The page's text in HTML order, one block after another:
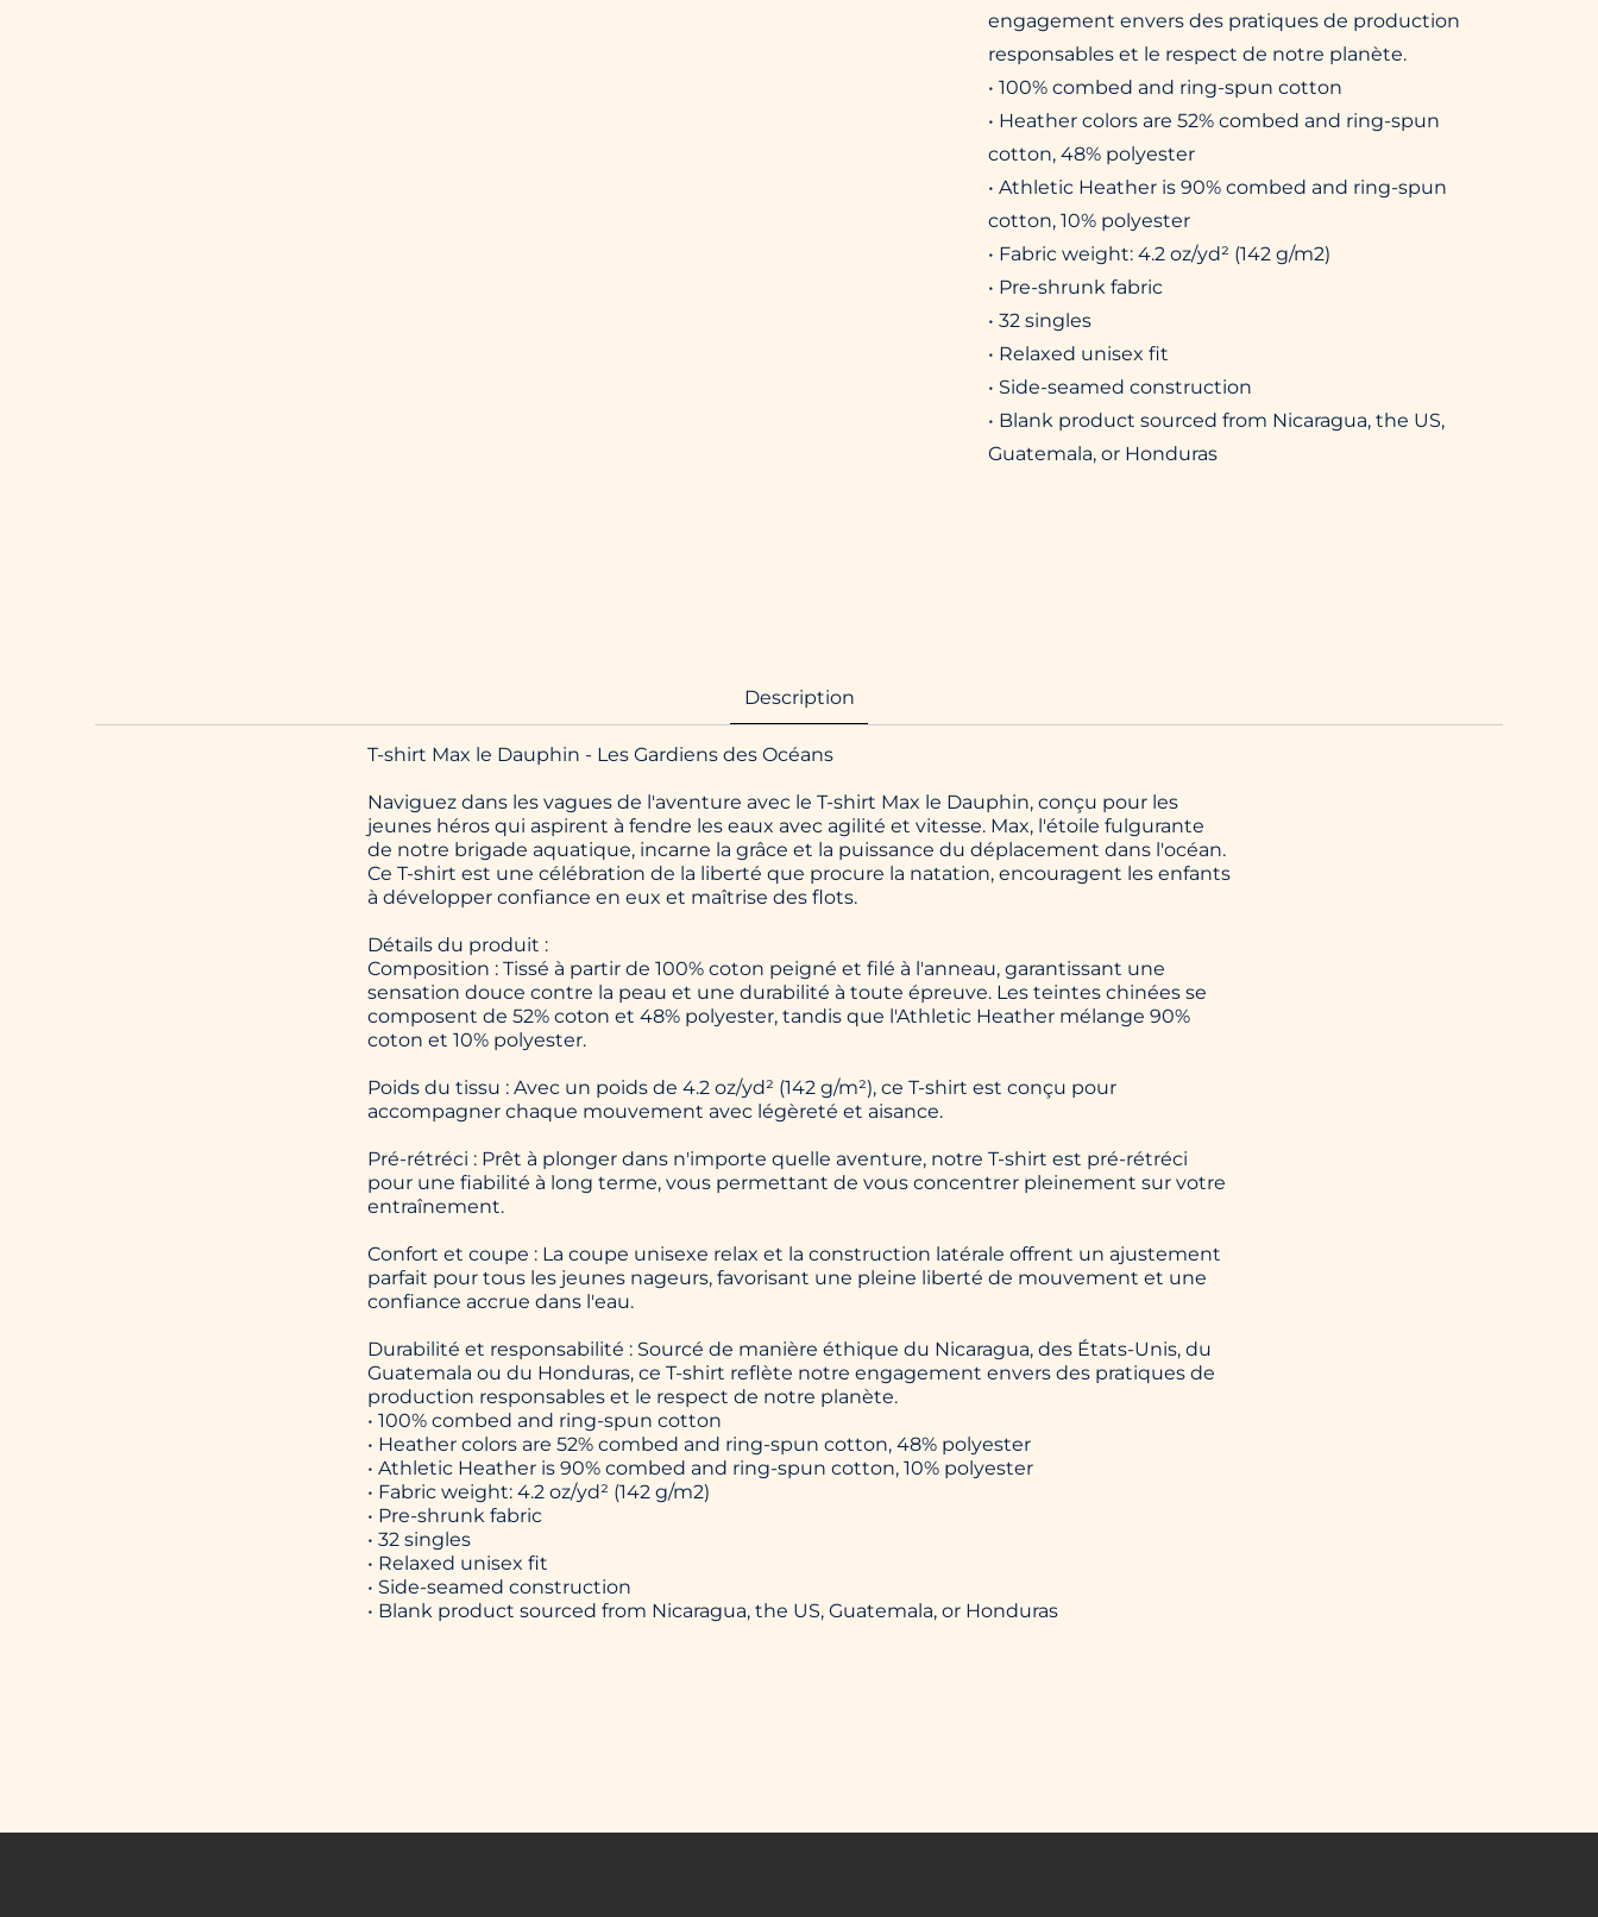
engagement envers des pratiques de production
responsables et le respect de notre planète.
• 100% combed and ring-spun cotton
• Heather colors are 52% combed and ring-spun
cotton, 48% polyester
• Athletic Heather is 90% combed and ring-spun
cotton, 10% polyester
• Fabric weight: 4.2 oz/yd² (142 g/m2)
• Pre-shrunk fabric
• 32 singles
• Relaxed unisex fit
• Side-seamed construction
• Blank product sourced from Nicaragua, the US,
Guatemala, or Honduras
Description
T-shirt Max le Dauphin - Les Gardiens des Océans
Naviguez dans les vagues de l'aventure avec le T-shirt Max le Dauphin, conçu pour les
jeunes héros qui aspirent à fendre les eaux avec agilité et vitesse. Max, l'étoile fulgurante
de notre brigade aquatique, incarne la grâce et la puissance du déplacement dans l'océan.
Ce T-shirt est une célébration de la liberté que procure la natation, encouragent les enfants
à développer confiance en eux et maîtrise des flots.
Détails du produit :
Composition : Tissé à partir de 100% coton peigné et filé à l'anneau, garantissant une
sensation douce contre la peau et une durabilité à toute épreuve. Les teintes chinées se
composent de 52% coton et 48% polyester, tandis que l'Athletic Heather mélange 90%
coton et 10% polyester.
Poids du tissu : Avec un poids de 4.2 oz/yd² (142 g/m²), ce T-shirt est conçu pour
accompagner chaque mouvement avec légèreté et aisance.
Pré-rétréci : Prêt à plonger dans n'importe quelle aventure, notre T-shirt est pré-rétréci
pour une fiabilité à long terme, vous permettant de vous concentrer pleinement sur votre
entraînement.
Confort et coupe : La coupe unisexe relax et la construction latérale offrent un ajustement
parfait pour tous les jeunes nageurs, favorisant une pleine liberté de mouvement et une
confiance accrue dans l'eau.
Durabilité et responsabilité : Sourcé de manière éthique du Nicaragua, des États-Unis, du
Guatemala ou du Honduras, ce T-shirt reflète notre engagement envers des pratiques de
production responsables et le respect de notre planète.
• 100% combed and ring-spun cotton
• Heather colors are 52% combed and ring-spun cotton, 48% polyester
• Athletic Heather is 90% combed and ring-spun cotton, 10% polyester
• Fabric weight: 4.2 oz/yd² (142 g/m2)
• Pre-shrunk fabric
• 32 singles
• Relaxed unisex fit
• Side-seamed construction
• Blank product sourced from Nicaragua, the US, Guatemala, or Honduras